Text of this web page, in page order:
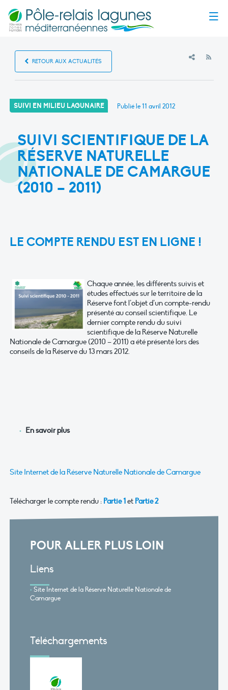
RETOUR AUX ACTUALITÉS
SUIVI EN MILIEU LAGUNAIRE Publié le11 avril 2012
SUIVI SCIENTIFIQUE DE LA
RÉSERVE NATURELLE
NATIONALE DE CAMARGUE
(2010 – 2011)
LE COMPTE RENDU EST EN LIGNE !
Chaque année, les différents suivis et
études effectués sur le territoire de la
Réserve font l’objet d’un compte-rendu
présenté au conseil scientifique. Le
dernier compte rendu du suivi
scientifique de la Réserve Naturelle
Nationale de Camargue (2010 – 2011) a été présenté lors des
conseils de la Réserve du 13 mars 2012.
En savoir plus
Site Internet de la Réserve Naturelle Nationale de Camargue
Télécharger le compte rendu : Partie 1et Partie 2
POUR ALLER PLUS LOIN
Liens
Site Internet de la Réserve Naturelle Nationale de
Camargue
Téléchargements